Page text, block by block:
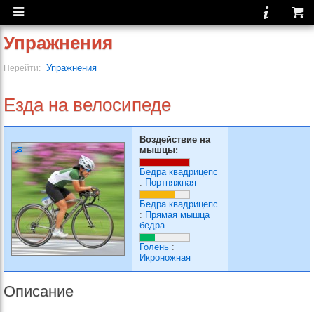
Упражнения
Перейти: Упражнения
Езда на велосипеде
Воздействие на
мышцы:
Бедра квадрицепс
: Портняжная
Бедра квадрицепс
: Прямая мышца
бедра
Голень :
Икроножная
Описание